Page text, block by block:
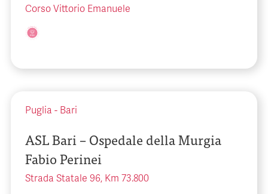
Corso Vittorio Emanuele
Puglia - Bari
ASL Bari – Ospedale della Murgia
Fabio Perinei
Strada Statale 96, Km 73.800